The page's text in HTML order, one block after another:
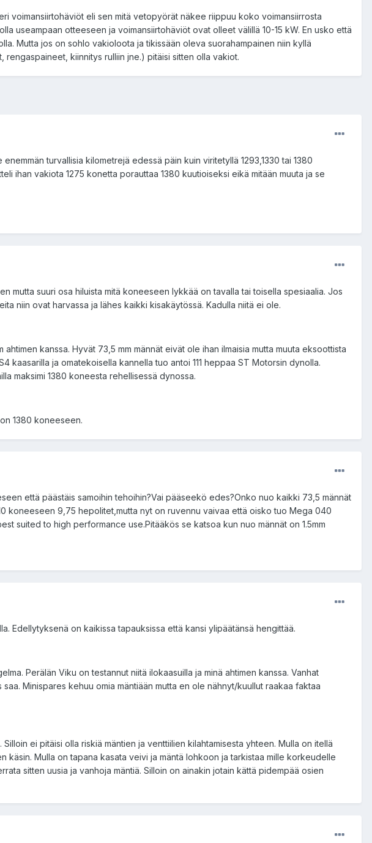
voimansiirtohäviöt eli sen mitä vetopyörät näkee riippuu koko voimansiirrosta
useampaan otteeseen ja voimansiirtohäviöt ovat olleet välillä 10-15 kW. En usko että
Mutta jos on sohlo vakioloota ja tikissään oleva suorahampainen niin kyllä
kiinnitys rulliin jne.) pitäisi sitten olla vakiot.
turvallisia kilometrejä edessä päin kuin viritetyllä 1293,1330 tai 1380
ihan vakiota 1275 konetta porauttaa 1380 kuutioiseksi eikä mitään muuta ja se
mutta suuri osa hiluista mitä koneeseen lykkää on tavalla tai toisella spesiaalia. Jos
niin ovat harvassa ja lähes kaikki kisakäytössä. Kadulla niitä ei ole.
kanssa. Hyvät 73,5 mm männät eivät ole ihan ilmaisia mutta muuta eksoottista
kaasarilla ja omatekoisella kannella tuo antoi 111 heppaa ST Motorsin dynolla.
maksimi 1380 koneesta rehellisessä dynossa.
1380 koneeseen.
että päästäis samoihin tehoihin?Vai pääseekö edes?Onko nuo kaikki 73,5 männät
koneeseen 9,75 hepolitet,mutta nyt on ruvennu vaivaa että oisko tuo Mega 040
suited to high performance use.Pitääkös se katsoa kun nuo männät on 1.5mm
Edellytyksenä on kaikissa tapauksissa että kansi ylipäätänsä hengittää.
Perälän Viku on testannut niitä ilokaasuilla ja minä ahtimen kanssa. Vanhat
Minispares kehuu omia mäntiään mutta en ole nähnyt/kuullut raakaa faktaa
ei pitäisi olla riskiä mäntien ja venttiilien kilahtamisesta yhteen. Mulla on itellä
Mulla on tapana kasata veivi ja mäntä lohkoon ja tarkistaa mille korkeudelle
sitten uusia ja vanhoja mäntiä. Silloin on ainakin jotain kättä pidempää osien